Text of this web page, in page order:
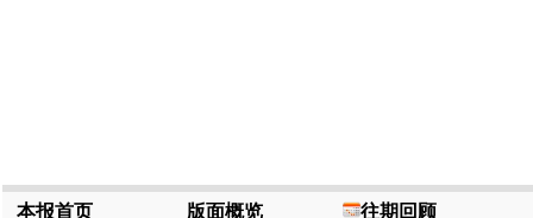
本报首页 版面概览 往期回顾